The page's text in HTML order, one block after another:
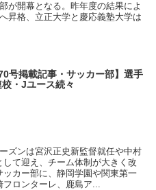
開幕となる。昨年度の結果によ
昇格、立正大学と慶応義塾大学は
号掲載記事・サッカー部】選手
・Jユース続々
ズンは宮沢正史新監督就任や中村
て迎え、チーム体制が大きく改
カー部に、静岡学園や関東第一
ロンターレ、鹿島ア...